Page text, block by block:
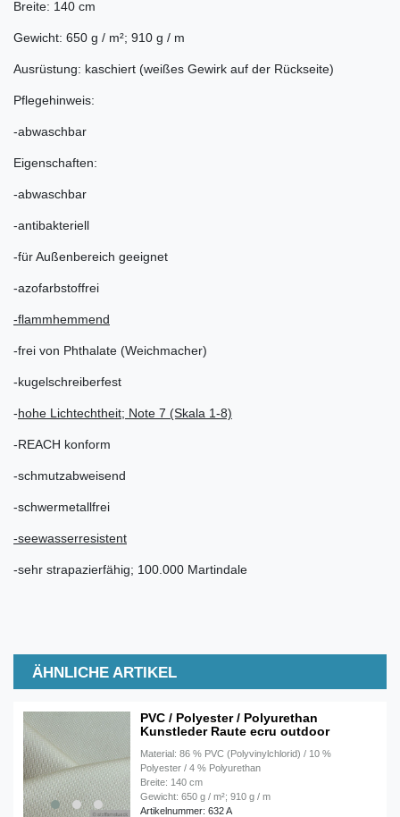
Breite: 140 cm
Gewicht: 650 g / m²; 910 g / m
Ausrüstung: kaschiert (weißes Gewirk auf der Rückseite)
Pflegehinweis:
-abwaschbar
Eigenschaften:
-abwaschbar
-antibakteriell
-für Außenbereich geeignet
-azofarbstoffrei
-flammhemmend
-frei von Phthalate (Weichmacher)
-kugelschreiberfest
-hohe Lichtechtheit; Note 7 (Skala 1-8)
-REACH konform
-schmutzabweisend
-schwermetallfrei
-seewasserresistent
-sehr strapazierfähig; 100.000 Martindale
ÄHNLICHE ARTIKEL
PVC / Polyester / Polyurethan
Kunstleder Raute ecru outdoor
Material: 86 % PVC (Polyvinylchlorid) / 10 %
Polyester / 4 % Polyurethan
Breite: 140 cm
Gewicht: 650 g / m²; 910 g / m
Artikelnummer: 632 A